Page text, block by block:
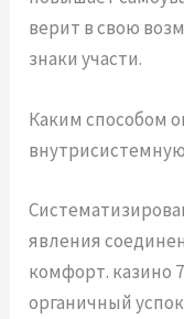
верит в свою
знаки участи.
Каким способом
явления
комфорт. казино
органичный